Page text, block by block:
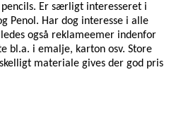
Er særligt interesseret i
Penol. Har dog interesse i alle
også reklameemer indenfor
bl.a. i emalje, karton osv. Store
materiale gives der god pris